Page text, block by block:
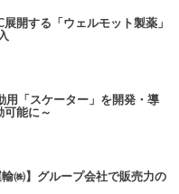
開する「ウェルモット製薬」
用「スケーター」を開発・導
可能に～
㈱】グループ会社で販売力の